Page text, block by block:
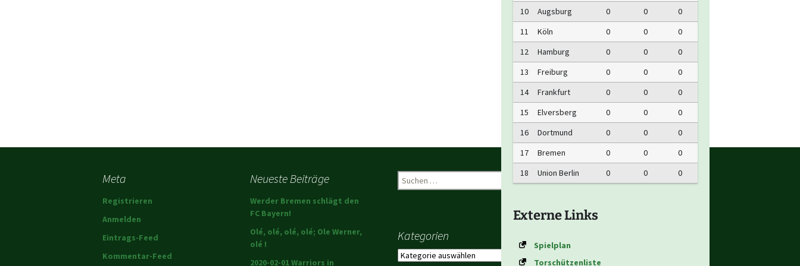
10
Augsburg 0 0
0
11
Köln 0 0
0
12
Hamburg 0 0
0
13
Freiburg 0 0
0
14
Frankfurt 0 0
0
15
Elversberg 0 0
0
16
Dortmund 0 0
0
17
Bremen 0 0
0
18
Union Berlin 0 0 0
Externe Links
Spielplan
Torschützenliste
Meta
Registrieren
Anmelden
Eintrags-Feed
Kommentar-Feed
Neueste Beiträge
Werder Bremen schlägt den
FC Bayern!
Olé, olé, olé, olé; Ole Werner,
olé !
2020-02-01 Warriors in
Suchen
nach:
Kategorien
Kategorien